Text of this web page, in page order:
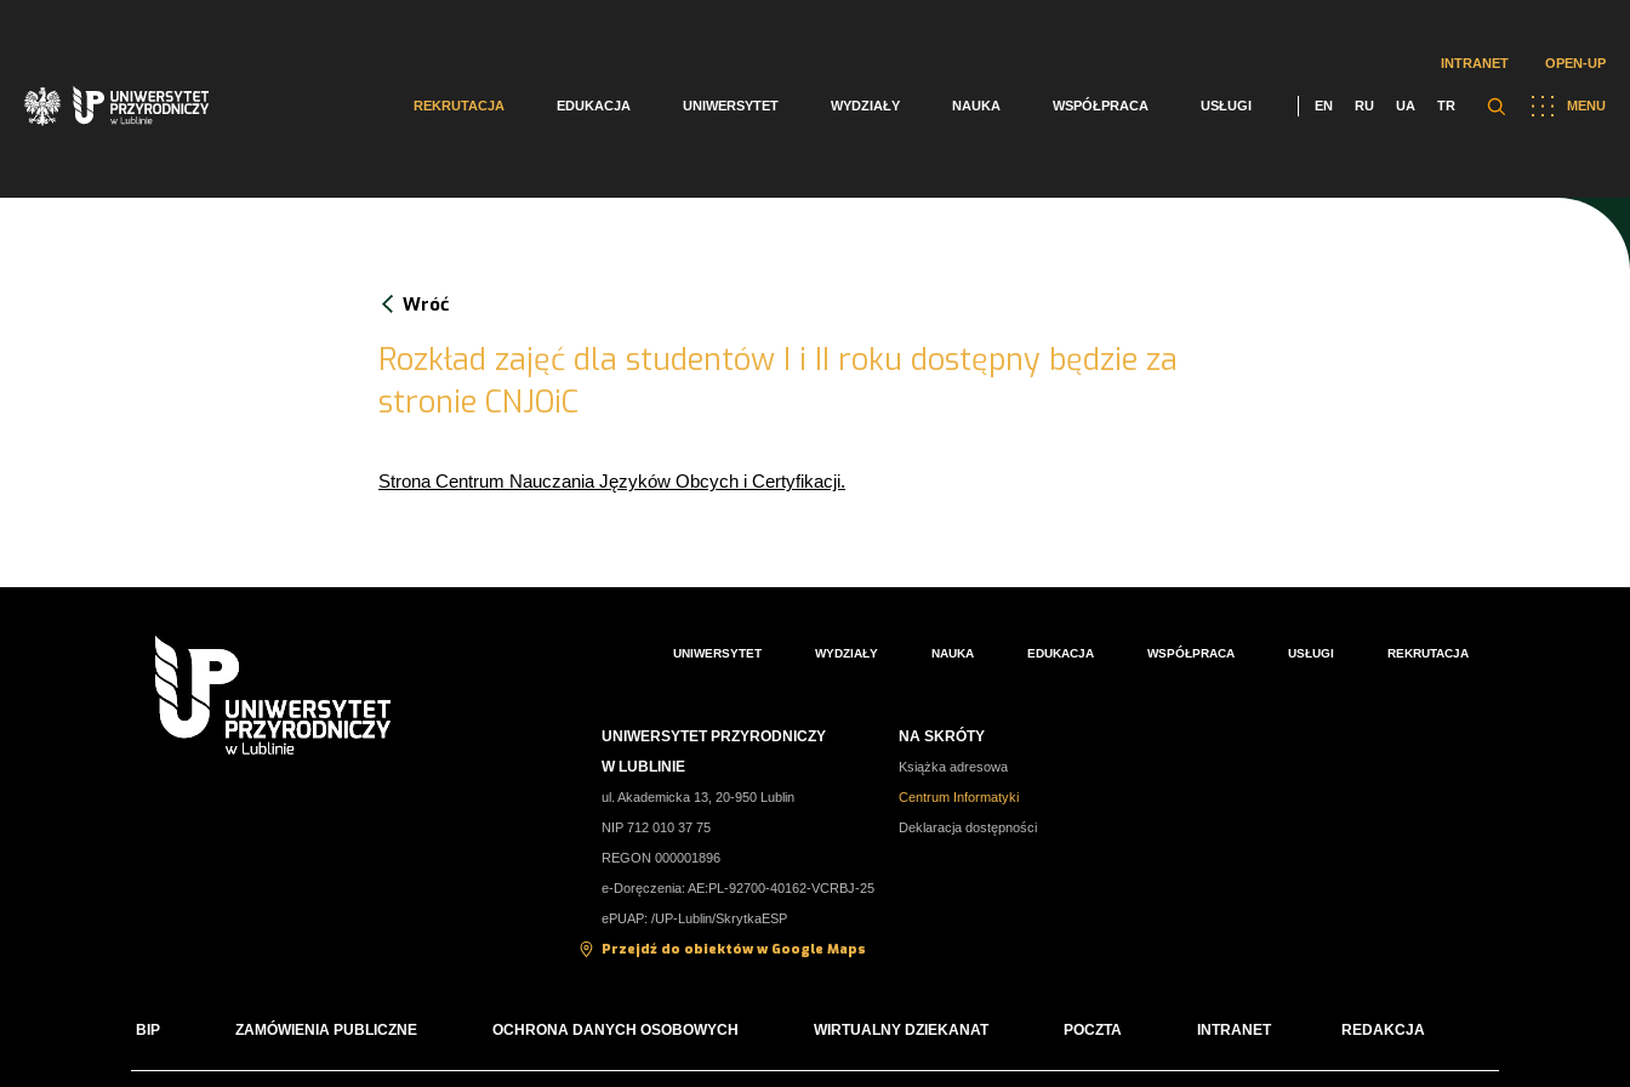
INTRANET OPEN-UP
MENU
REKRUTACJA EDUKACJA UNIWERSYTET WYDZIAŁY NAUKA WSPÓŁPRACA USŁUGI EN RU UA TR
Wróć
Rozkład zajęć dla studentów I i II roku dostępny będzie za
stronie CNJOiC
Strona Centrum Nauczania Języków Obcych i Certyfikacji.
UNIWERSYTET WYDZIAŁY NAUKA EDUKACJA WSPÓŁPRACA USŁUGI REKRUTACJA
UNIWERSYTET PRZYRODNICZY
W LUBLINIE
ul. Akademicka 13, 20-950 Lublin
NIP 712 010 37 75
REGON 000001896
e-Doręczenia: AE:PL-92700-40162-VCRBJ-25
ePUAP: /UP-Lublin/SkrytkaESP
Przejdź do obiektów w Google Maps
NA SKRÓTY
Książka adresowa
Centrum Informatyki
Deklaracja dostępności
BIP ZAMÓWIENIA PUBLICZNE OCHRONA DANYCH OSOBOWYCH WIRTUALNY DZIEKANAT POCZTA INTRANET REDAKCJA